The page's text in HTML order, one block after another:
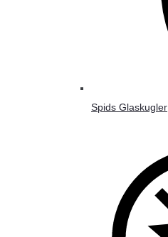
Spids Glaskugler